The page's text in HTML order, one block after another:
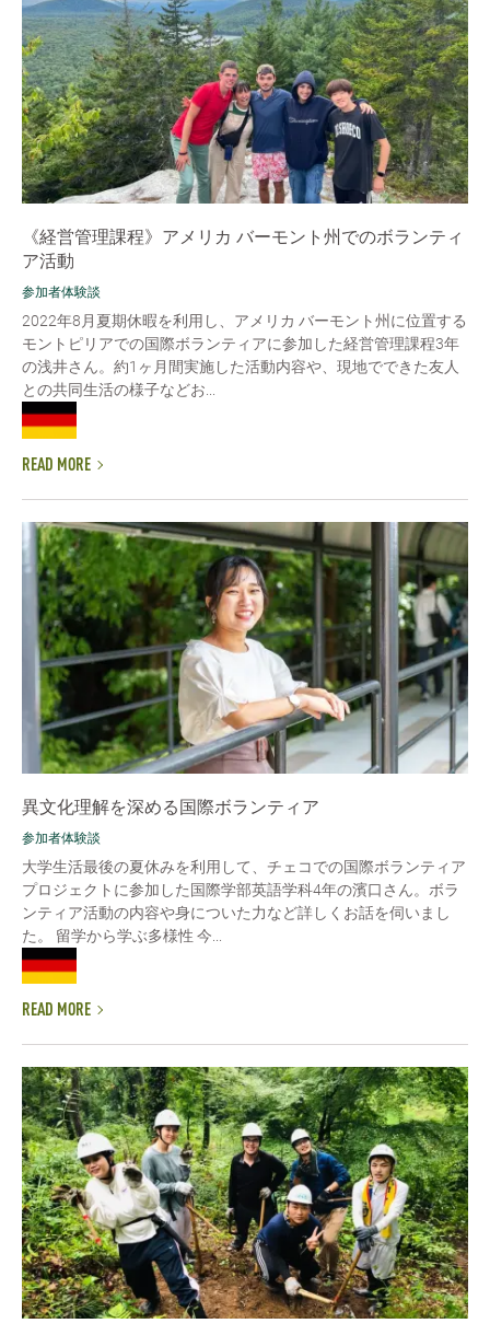
《経営管理課程》アメリカ バーモント州でのボランティ
ア活動
参加者体験談
2022年8月夏期休暇を利用し、アメリカ バーモント州に位置する
モントピリアでの国際ボランティアに参加した経営管理課程3年
の浅井さん。約1ヶ月間実施した活動内容や、現地でできた友人
との共同生活の様子などお...
READ MORE
異文化理解を深める国際ボランティア
参加者体験談
大学生活最後の夏休みを利用して、チェコでの国際ボランティア
プロジェクトに参加した国際学部英語学科4年の濱口さん。ボラ
ンティア活動の内容や身についた力など詳しくお話を伺いまし
た。 留学から学ぶ多様性 今...
READ MORE